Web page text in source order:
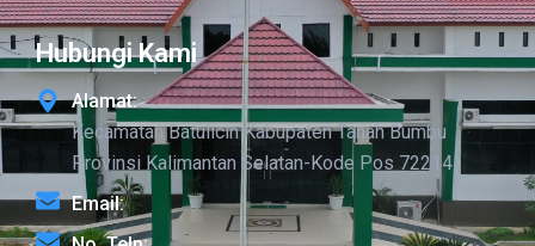
Hubungi Kami
Alamat:
Kecamatan Batulicin Kabupaten Tanah Bumbu
Provinsi Kalimantan Selatan-Kode Pos 72214
Email: